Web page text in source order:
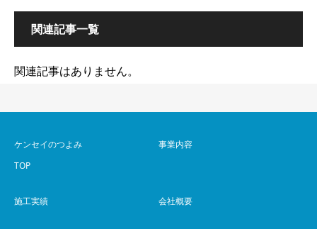
関連記事一覧
関連記事はありません。
ケンセイのつよみ
TOP
事業内容
施工実績 会社概要